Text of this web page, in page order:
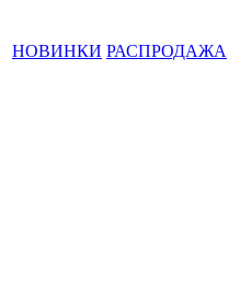
НОВИНКИ РАСПРОДАЖА